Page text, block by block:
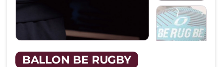
BALLON BE RUGBY